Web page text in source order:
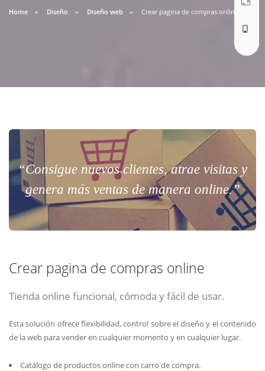
Home Diseño Diseño web Crear pagina de compras online
“Consigue nuevos clientes, atrae visitas y
genera más ventas de manera online.”
Crear pagina de compras online
Tienda online funcional, cómoda y fácil de usar.
Esta solución ofrece flexibilidad, control sobre el diseño y el contenido
de la web para vender en cualquier momento y en cualquier lugar.
Catálogo de productos online con carro de compra.